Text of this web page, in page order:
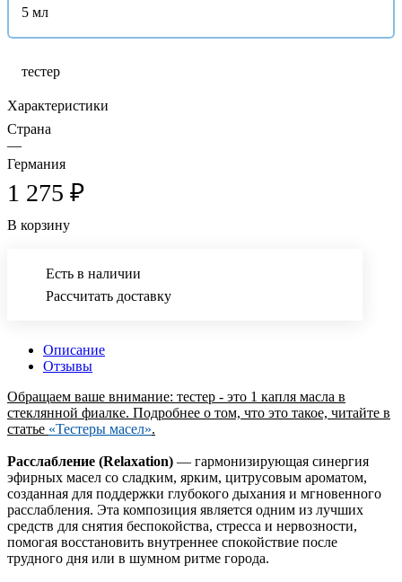
5 мл
тестер
Характеристики
Страна
—
Германия
1 275 ₽
В корзину
Есть в наличии
Рассчитать доставку
Описание
Отзывы
Обращаем ваше внимание: тестер - это 1 капля масла в
стеклянной фиалке. Подробнее о том, что это такое, читайте в
статье «Тестеры масел».
Расслабление (Relaxation) — гармонизирующая синергия
эфирных масел со сладким, ярким, цитрусовым ароматом,
созданная для поддержки глубокого дыхания и мгновенного
расслабления. Эта композиция является одним из лучших
средств для снятия беспокойства, стресса и нервозности,
помогая восстановить внутреннее спокойствие после
трудного дня или в шумном ритме города.